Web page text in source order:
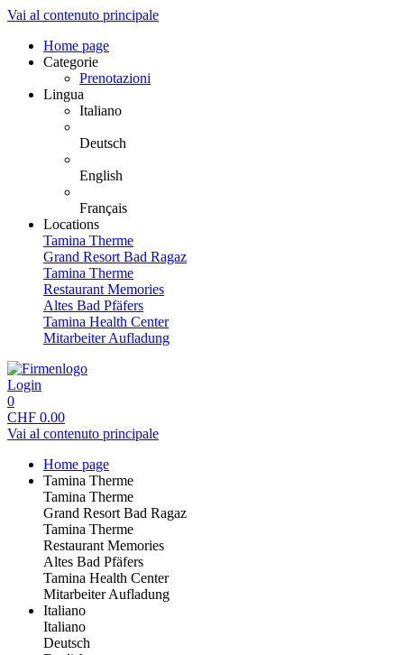
Vai al contenuto principale
Home page
Categorie
Prenotazioni
Lingua
Italiano
Deutsch
English
Français
Locations
Tamina Therme
Grand Resort Bad Ragaz
Tamina Therme
Restaurant Memories
Altes Bad Pfäfers
Tamina Health Center
Mitarbeiter Aufladung
Login
0
CHF 0.00
Vai al contenuto principale
Home page
Tamina Therme
Tamina Therme
Grand Resort Bad Ragaz
Tamina Therme
Restaurant Memories
Altes Bad Pfäfers
Tamina Health Center
Mitarbeiter Aufladung
Italiano
Italiano
Deutsch